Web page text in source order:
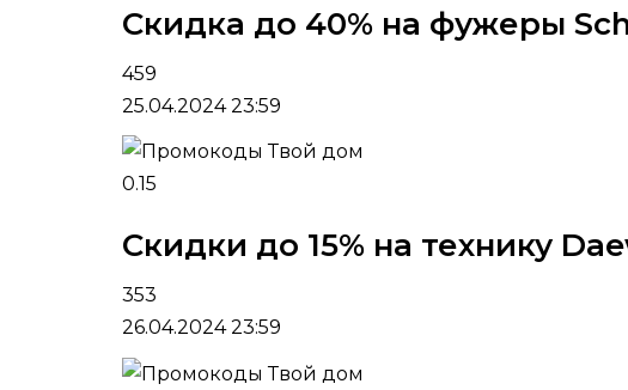
Скидка до 40% на фужеры
459
25.04.2024 23:59
0.15
Скидки до 15% на технику
353
26.04.2024 23:59